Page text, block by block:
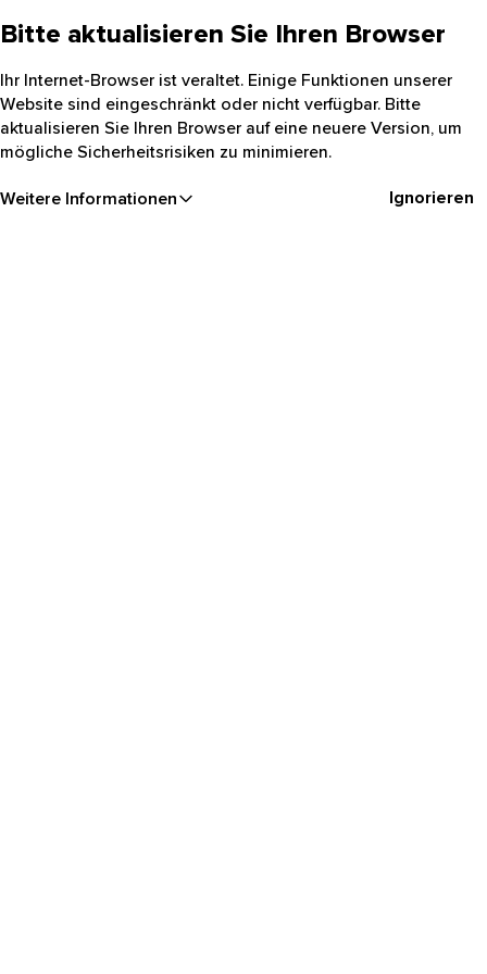
Bitte aktualisieren Sie Ihren Browser
Ihr Internet-Browser ist veraltet. Einige Funktionen unserer
Website sind eingeschränkt oder nicht verfügbar. Bitte
aktualisieren Sie Ihren Browser auf eine neuere Version, um
mögliche Sicherheitsrisiken zu minimieren.
Weitere Informationen Ignorieren